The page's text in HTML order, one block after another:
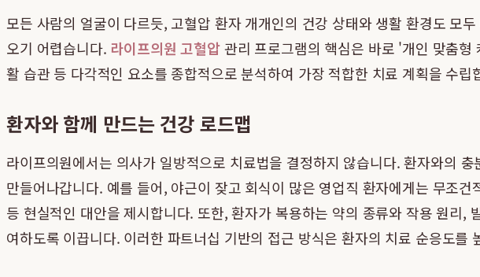
모든 사람의 얼굴이 다르듯, 고혈압 환자 개개인의 건강 상태와 생활 환경도 모
오기 어렵습니다. 라이프의원 고혈압관리 프로그램의 핵심은 바로 '개인 맞춤형
활 습관 등 다각적인 요소를 종합적으로 분석하여 가장 적합한 치료 계획을 수립
환자와 함께 만드는 건강 로드맵
라이프의원에서는 의사가 일방적으로 치료법을 결정하지 않습니다. 환자와의
만들어나갑니다. 예를 들어, 야근이 잦고 회식이 많은 영업직 환자에게는 무조
등 현실적인 대안을 제시합니다. 또한, 환자가 복용하는 약의 종류와 작용 원리
여하도록 이끕니다. 이러한 파트너십 기반의 접근 방식은 환자의 치료 순응도를